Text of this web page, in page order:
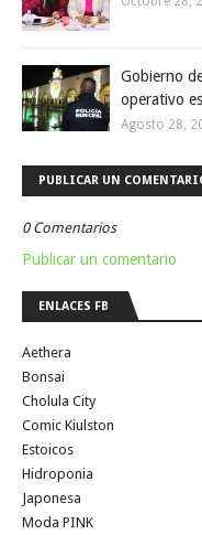
Gobierno
operativo
Agosto 28,
PUBLICAR UN
0 Comentarios
Publicar un comentario
ENLACES FB
Aethera
Bonsai
Cholula City
Comic Kiulston
Estoicos
Hidroponia
Japonesa
Moda PINK